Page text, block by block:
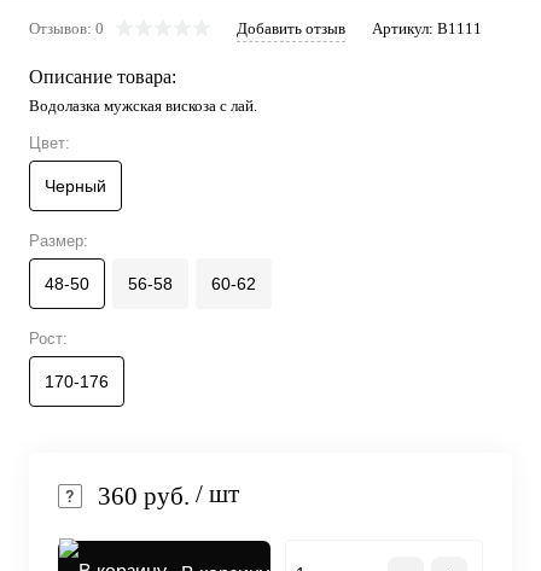
Отзывов: 0 Добавить отзыв Артикул: В1111
Описание товара:
Водолазка мужская вискоза с лай.
Цвет:
Черный
Размер:
48-50 56-58 60-62
Рост:
170-176
360 руб. / шт